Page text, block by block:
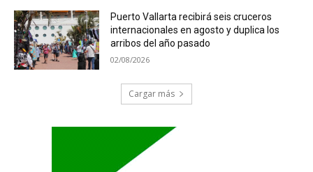
Puerto Vallarta recibirá seis cruceros
internacionales en agosto y duplica los
arribos del año pasado
02/08/2026
Cargar más